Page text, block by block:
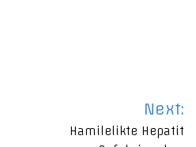
Next:
Hamilelikte Hepatit